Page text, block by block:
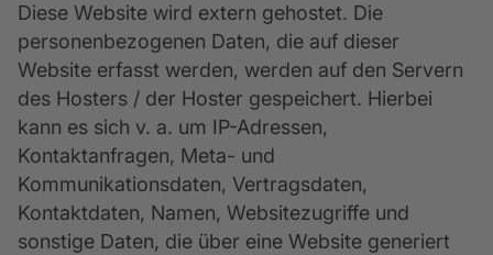
Diese Website wird extern gehostet. Die
personenbezogenen Daten, die auf dieser
Website erfasst werden, werden auf den Servern
des Hosters / der Hoster gespeichert. Hierbei
kann es sich v. a. um IP-Adressen,
Kontaktanfragen, Meta- und
Kommunikationsdaten, Vertragsdaten,
Kontaktdaten, Namen, Websitezugriffe und
sonstige Daten, die über eine Website generiert